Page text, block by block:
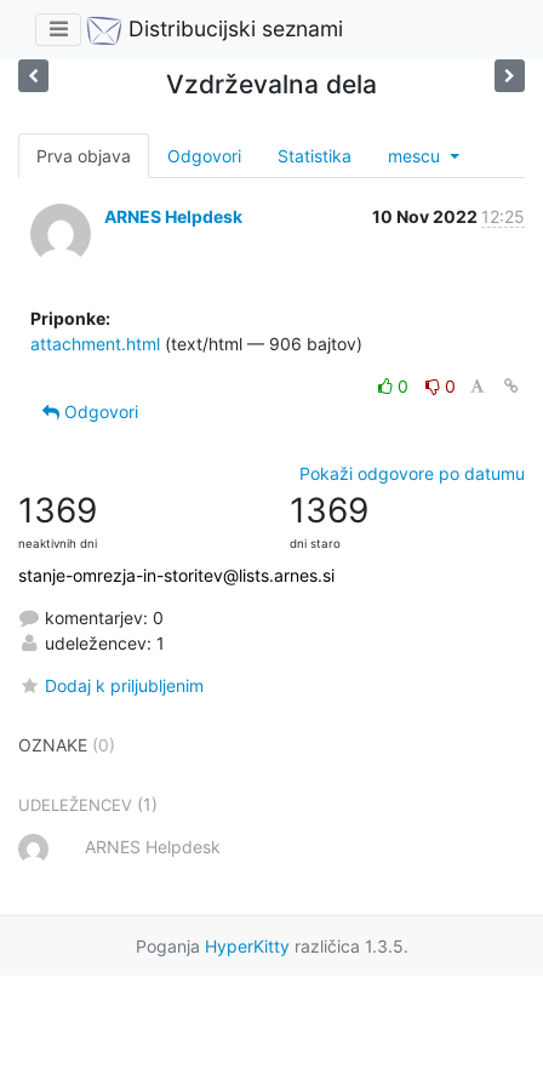
Distribucijski seznami
Vzdrževalna dela
Prva objava Odgovori Statistika mescu
ARNES Helpdesk 10 Nov 2022 12:25
Priponke:
attachment.html (text/html — 906 bajtov)
0
0
Odgovori
Pokaži odgovore po datumu
1369
neaktivnih dni
1369
dni staro
stanje-omrezja-in-storitev@lists.arnes.si
komentarjev: 0
udeležencev: 1
Dodaj k priljubljenim
OZNAKE (0)
UDELEŽENCEV (1)
ARNES Helpdesk
Poganja HyperKittyrazličica 1.3.5.